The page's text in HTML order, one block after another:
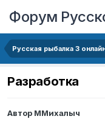
Форум
Русская рыбалка 3
Разработка
Автор ММихалыч